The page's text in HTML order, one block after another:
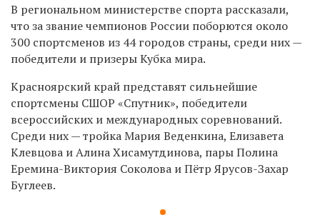
В региональном министерстве спорта рассказали,
что за звание чемпионов России поборются около
300 спортсменов из 44 городов страны, среди них —
победители и призеры Кубка мира.
Красноярский край представят сильнейшие
спортсмены СШОР «Спутник», победители
всероссийских и международных соревнований.
Среди них — тройка Мария Веденкина, Елизавета
Клевцова и Алина Хисамутдинова, пары Полина
Еремина-Виктория Соколова и Пётр Ярусов-Захар
Буглеев.